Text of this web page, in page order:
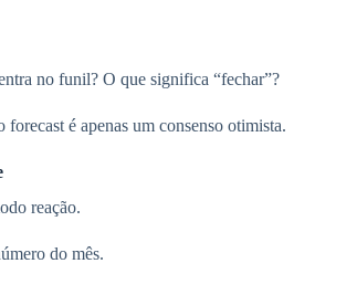
no funil? O que significa “fechar”?
forecast é apenas um consenso otimista.
reação.
do mês.